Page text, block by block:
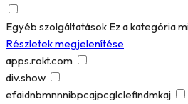
Egyéb szolgáltatások Ez a kategória
Részletek megjelenítése
apps.rokt.com
div.show
efaidnbmnnnibpcajpcglclefindmkaj